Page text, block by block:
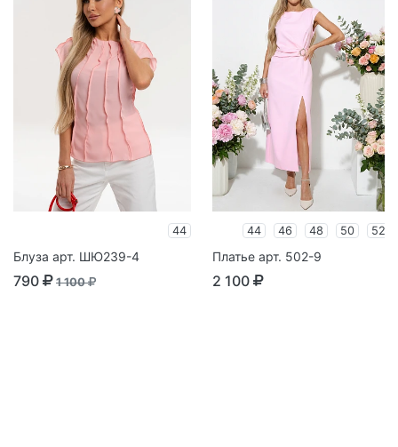
44
Блуза арт. ШЮ239-4
790 1 100
44 46 48 50 52
Платье арт. 502-9
2 100